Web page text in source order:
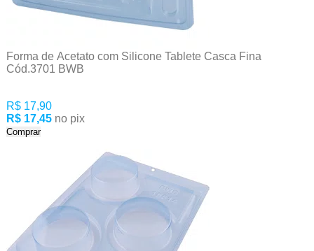
Forma de Acetato com Silicone Tablete Casca Fina
Cód.3701 BWB
R$ 17,90
R$ 17,45
no pix
Comprar